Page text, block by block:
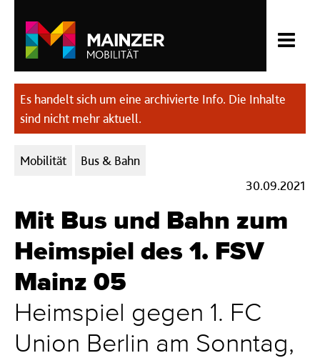
Es handelt sich um eine archivierte Info. Die Inhalte
sind nicht mehr aktuell.
Kategorien:
Mobilität
Bus & Bahn
30.09.2021
Mit Bus und Bahn zum
Heimspiel des 1. FSV
Mainz 05
Heimspiel gegen 1. FC
Union Berlin am Sonntag,